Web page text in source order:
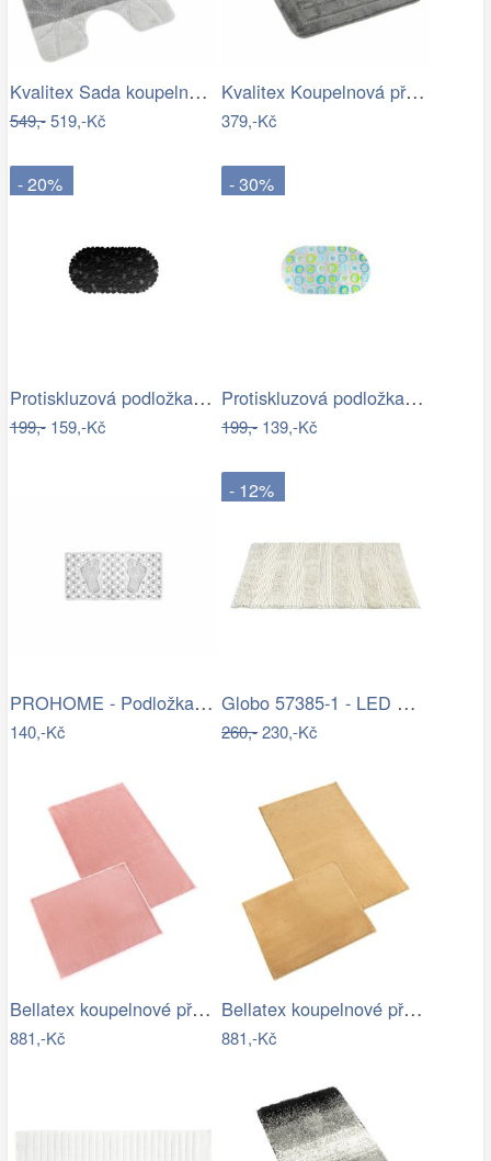
Kvalitex Sada koupelnových předložek…
549,-519,-Kč
Kvalitex Koupelnová předložka Rám šedá,…
379,-Kč
- 20%
Protiskluzová podložka do koupelny…
199,-159,-Kč
- 30%
Protiskluzová podložka do koupelny…
199,-139,-Kč
PROHOME - Podložka do vany 66x35cm
140,-Kč
- 12%
Globo 57385-1 - LED Nástěnné bodové…
260,-230,-Kč
Bellatex koupelnové předložky BANYGOLD…
881,-Kč
Bellatex koupelnové předložky BANYGOLD…
881,-Kč